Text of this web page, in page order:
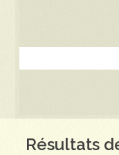
Résultats